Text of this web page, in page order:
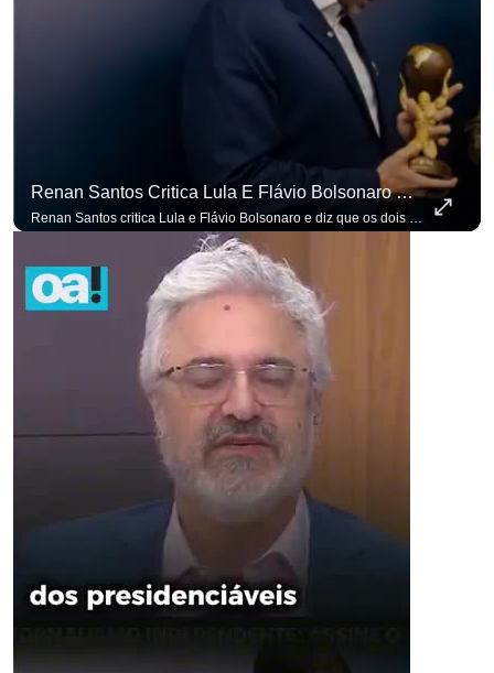
Renan Santos Critica Lula E Flávio Bolsonaro E Diz Que Os Dois São Lados Da Mesma Moeda.
Renan Santos critica Lula e Flávio Bolsonaro e diz que os dois são lados da mesma moeda. #OAntagonista Se você busca informação com credibilidade, inscreva-se agora e ative o
para não perder